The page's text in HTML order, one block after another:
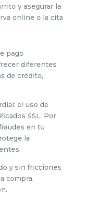
y asegurar la
online o la cita
pago
diferentes
de crédito,
el uso de
SSL. Por
en tu
la
y sin fricciones
compra,